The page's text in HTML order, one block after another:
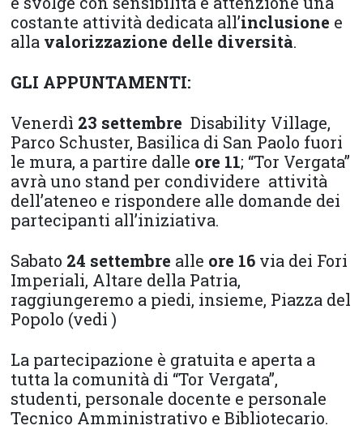
costante attività dedicata all’inclusione e
alla valorizzazione delle diversità.
GLI APPUNTAMENTI:
Venerdì 23 settembre Disability Village,
Parco Schuster, Basilica di San Paolo fuori
le mura, a partire dalle ore 11; “Tor Vergata”
avrà uno stand per condividere attività
dell’ateneo e rispondere alle domande dei
partecipanti all’iniziativa.
Sabato 24 settembre alle ore 16 via dei Fori
Imperiali, Altare della Patria,
raggiungeremo a piedi, insieme, Piazza del
Popolo (vedi )
La partecipazione è gratuita e aperta a
tutta la comunità di “Tor Vergata”,
studenti, personale docente e personale
Tecnico Amministrativo e Bibliotecario.